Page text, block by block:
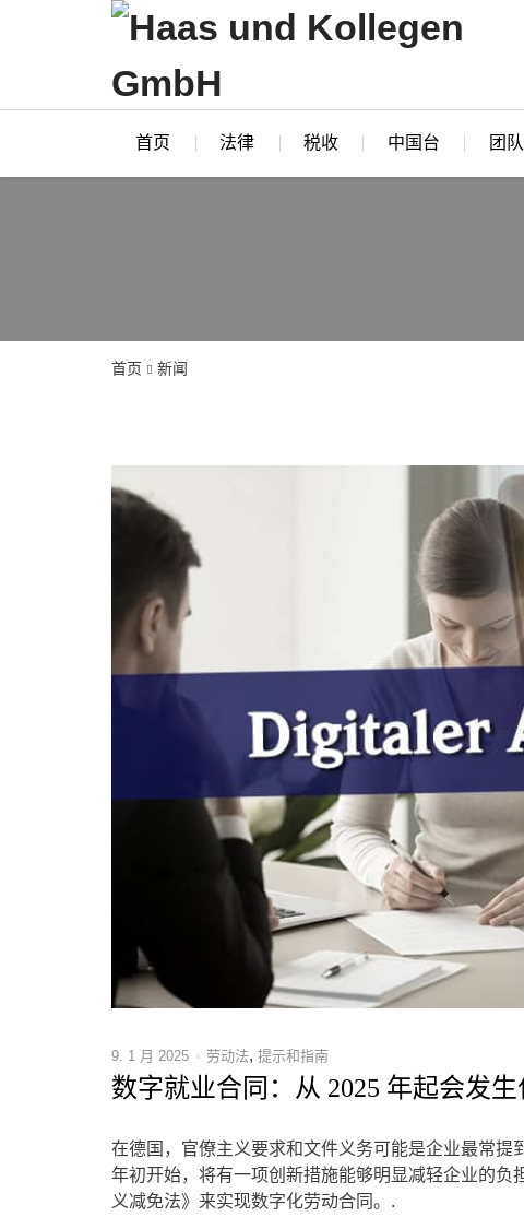
首页 法律 税收 中国台 团队
首页 新闻
9. 1 月 2025 劳动法, 提示和指南
数字就业合同：从 2025 年起会发生
在德国，官僚主义要求和文件义务可能是企业最常
年初开始，将有一项创新措施能够明显减轻企业的
义减免法》来实现数字化劳动合同。.